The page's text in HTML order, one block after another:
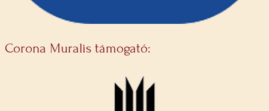
Corona Muralis támogató: